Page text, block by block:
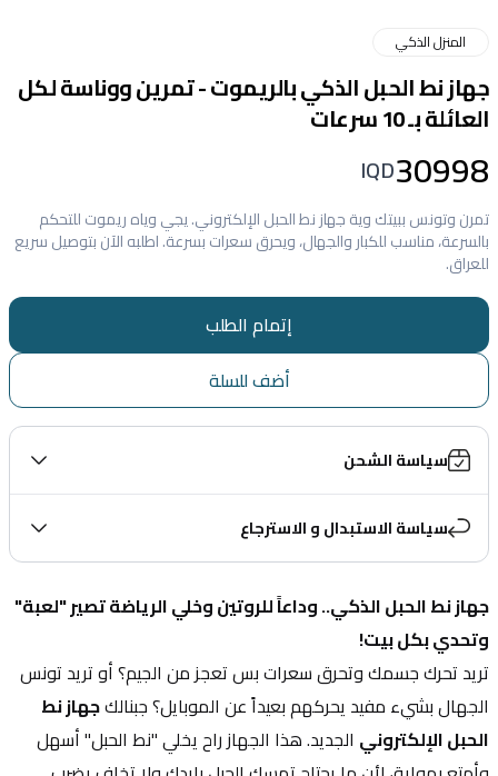
المنزل الذكي
جهاز نط الحبل الذكي بالريموت - تمرين ووناسة لكل
العائلة بـ 10 سرعات
30998
IQD
تمرن وتونس ببيتك وية جهاز نط الحبل الإلكتروني. يجي وياه ريموت للتحكم
بالسرعة، مناسب للكبار والجهال، ويحرق سعرات بسرعة. اطلبه الآن بتوصيل سريع
للعراق.
إتمام الطلب
أضف للسلة
سياسة الشحن
سياسة الاستبدال و الاسترجاع
وتحدي بكل بيت!
الجهال بشيء مفيد يحركهم بعيداً عن الموبايل؟ جبنالك
الحبل الإلكتروني